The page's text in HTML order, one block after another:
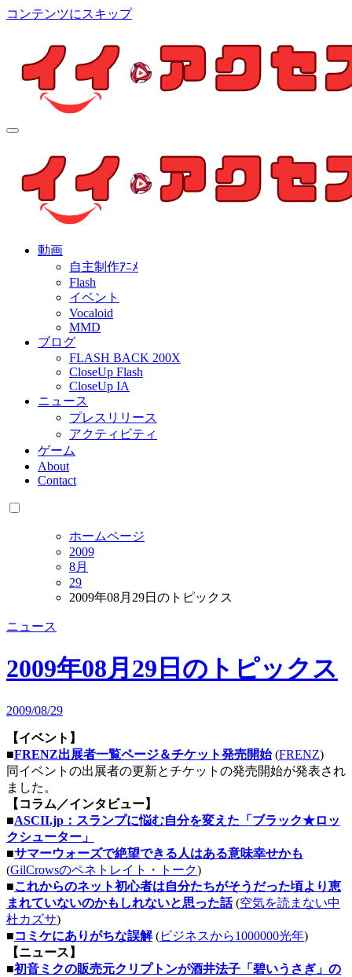
コンテンツにスキップ
個人制作アニメを中心とした動画紹介ブログ
動画
自主制作ｱﾆﾒ
Flash
イベント
Vocaloid
MMD
ブログ
FLASH BACK 200X
CloseUp Flash
CloseUp IA
ニュース
プレスリリース
アクティビティ
ゲーム
About
Contact
ホームページ
2009
8月
29
2009年08月29日のトピックス
ニュース
2009年08月29日のトピックス
2009/08/29
【イベント】
■FRENZ出展者一覧ページ＆チケット発売開始(FRENZ)
同イベントの出展者の更新とチケットの発売開始が発表され
ました。
【コラム／インタビュー】
■ASCII.jp：スランプに悩む自分を変えた「ブラック★ロッ
クシューター」
■サマーウォーズで絶望できる人はある意味幸せかも
(GilCrowsのペネトレイト・トーク)
■これからのネット初心者は自分たちがそうだった頃より恵
まれていないのかもしれないと思った話(空気を読まない中
杜カズサ)
■コミケにありがちな誤解(ビジネスから1000000光年)
【ニュース】
■初音ミクの販売元クリプトンが酒井法子「碧いうさぎ」の